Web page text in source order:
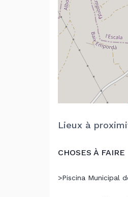
Lieux à
CHOSES À FAIRE
>Piscina Municipal